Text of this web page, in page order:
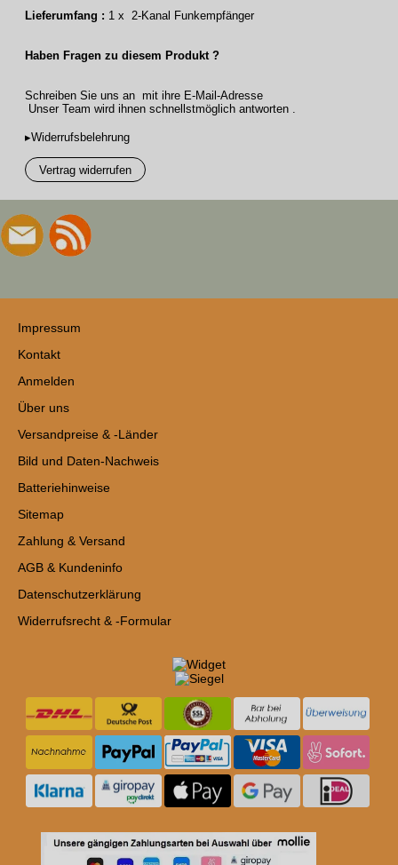
Lieferumfang : 1 x 2-Kanal Funkempfänger
Haben Fragen zu diesem Produkt ?
Schreiben Sie uns an mit ihre E-Mail-Adresse
Unser Team wird ihnen schnellstmöglich antworten .
▸Widerrufsbelehrung
Vertrag widerrufen
Impressum
Kontakt
Anmelden
Über uns
Versandpreise & -Länder
Bild und Daten-Nachweis
Batteriehinweise
Sitemap
Zahlung & Versand
AGB & Kundeninfo
Datenschutzerklärung
Widerrufsrecht & -Formular